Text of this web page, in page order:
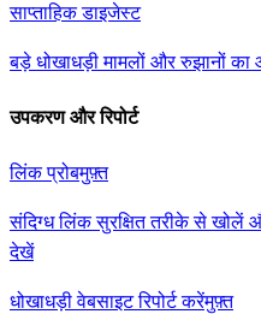
साप्ताहिक डाइजेस्ट
बड़े धोखाधड़ी मामलों और रुझानों का
उपकरण और रिपोर्ट
लिंक प्रोबमुफ़्त
संदिग्ध लिंक सुरक्षित तरीके से खोलें
देखें
धोखाधड़ी वेबसाइट रिपोर्ट करेंमुफ़्त